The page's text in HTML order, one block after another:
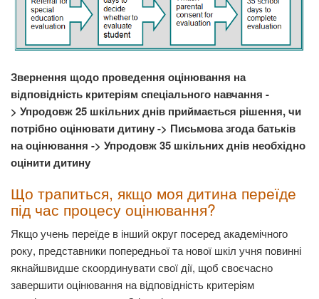
Звернення щодо проведення оцінювання на
відповідність критеріям спеціального навчання -
> Упродовж 25 шкільних днів приймається рішення, чи
потрібно оцінювати дитину -> Письмова згода батьків
на оцінювання -> Упродовж 35 шкільних днів необхідно
оцінити дитину
Що трапиться, якщо моя дитина переїде
під час процесу оцінювання?
Якщо учень переїде в інший округ посеред академічного
року, представники попередньої та нової шкіл учня повинні
якнайшвидше скоординувати свої дії, щоб своєчасно
завершити оцінювання на відповідність критеріям